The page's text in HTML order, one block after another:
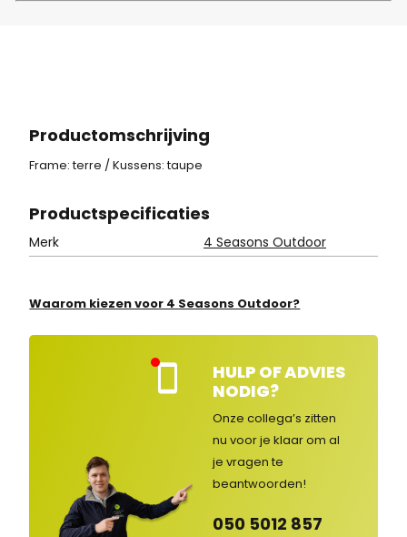
Productomschrijving
Frame: terre / Kussens: taupe
Productspecificaties
Merk 4 Seasons Outdoor
Waarom kiezen voor 4 Seasons Outdoor?
nte
en
HULP OF ADVIES
NODIG?
Onze collega’s zitten
nu voor je klaar om al
je vragen te
beantwoorden!
050 5012 857